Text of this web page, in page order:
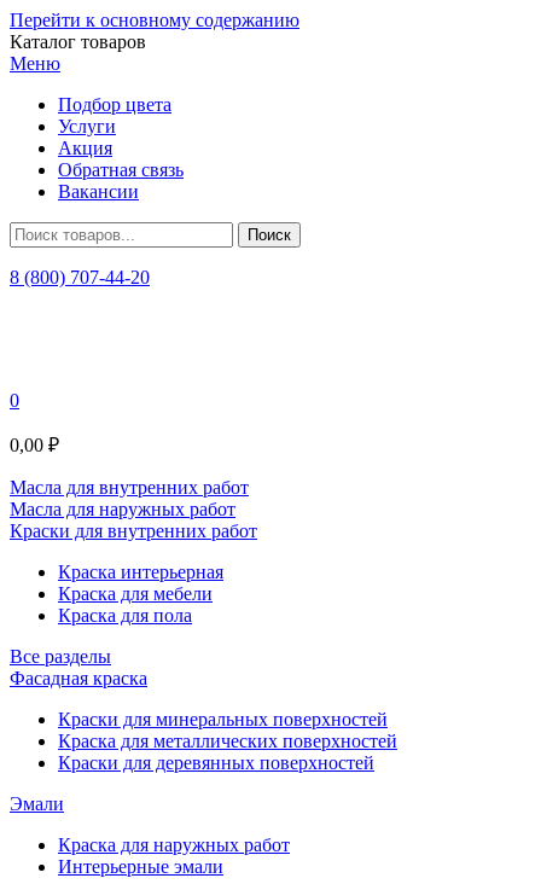
Перейти к основному содержанию
Каталог товаров
Меню
Подбор цвета
Услуги
Акция
Обратная связь
Вакансии
8 (800) 707-44-20
0
0,00 ₽
Масла для внутренних работ
Масла для наружных работ
Краски для внутренних работ
Краска интерьерная
Краска для мебели
Краска для пола
Все разделы
Фасадная краска
Краски для минеральных поверхностей
Краска для металлических поверхностей
Краски для деревянных поверхностей
Эмали
Краска для наружных работ
Интерьерные эмали